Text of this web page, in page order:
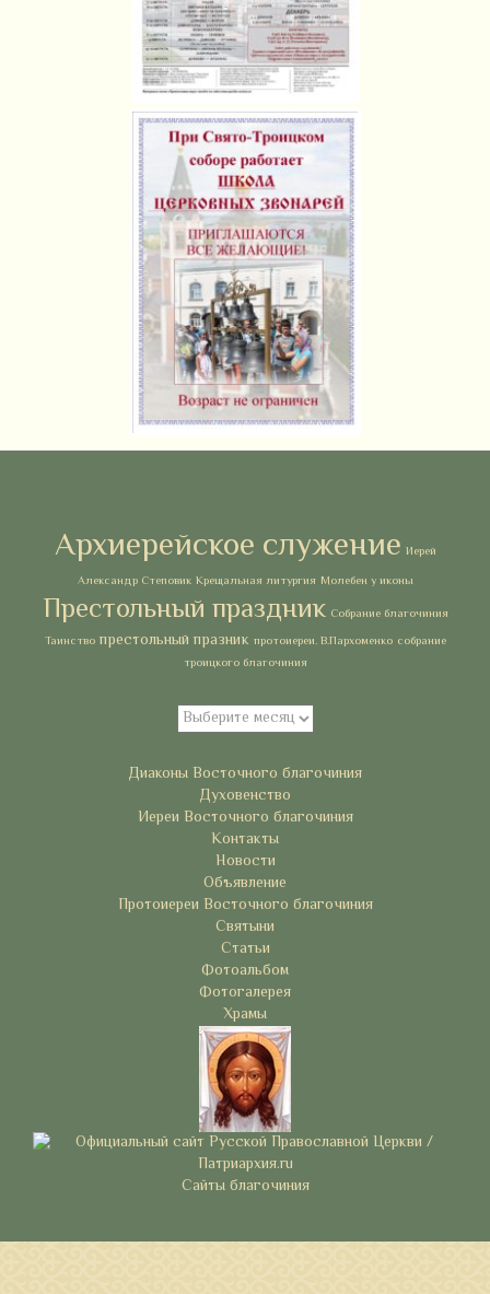
Архиерейское служение Иерей
Александр Степовик Крещальная литургия Молебен у иконы
Престольный праздник Собрание благочиния
Таинство престольный празник протоиереи. В.Пархоменко собрание
троицкого благочиния
Архивы
Диаконы Восточного благочиния
Духовенство
Иереи Восточного благочиния
Контакты
Новости
Объявление
Протоиереи Восточного благочиния
Святыни
Статьи
Фотоальбом
Фотогалерея
Храмы
Сайты благочиния